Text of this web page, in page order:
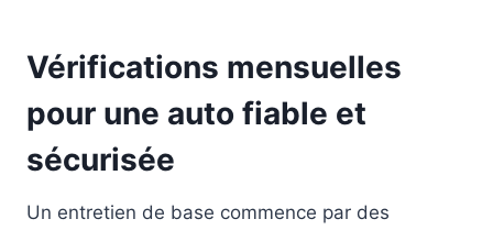
Vérifications mensuelles
pour une auto fiable et
sécurisée
Un entretien de base commence par des